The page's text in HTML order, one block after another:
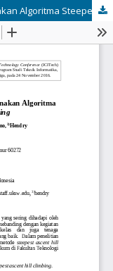
Penjadwalan Kelas Praktikum Menggunakan Algoritma Steepest Ascent Hill Climbing